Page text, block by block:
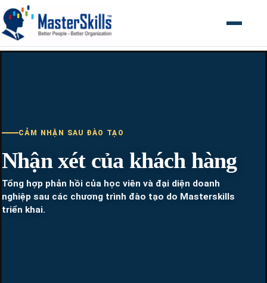
Mở menu
CẢM NHẬN SAU ĐÀO TẠO
Nhận xét của khách hàng
Tổng hợp phản hồi của học viên và đại diện doanh
nghiệp sau các chương trình đào tạo do Masterskills
triển khai.